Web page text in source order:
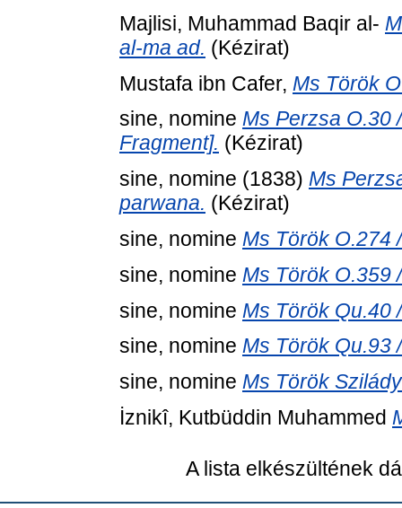
Majlisi, Muhammad Baqir al-
al-ma ad. (Kézirat)
Mustafa ibn Cafer, Ms Török
sine, nomine Ms Perzsa O.30
Fragment]. (Kézirat)
sine, nomine (1838) Ms
parwana. (Kézirat)
sine, nomine Ms Török O.274
sine, nomine Ms Török O.359
sine, nomine Ms Török Qu.40
sine, nomine Ms Török Qu.93
sine, nomine Ms Török
İznikî, Kutbüddin Muhammed
A lista elkészültének